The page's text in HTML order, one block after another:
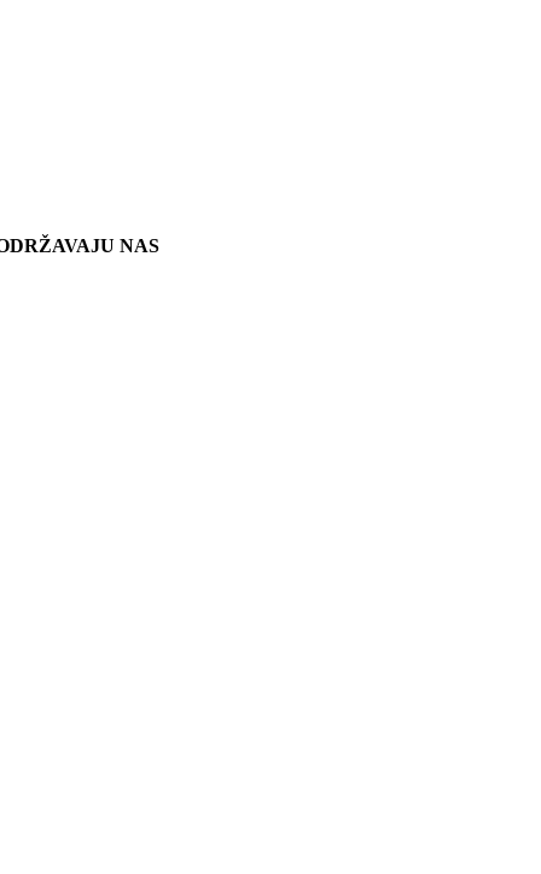
NAS